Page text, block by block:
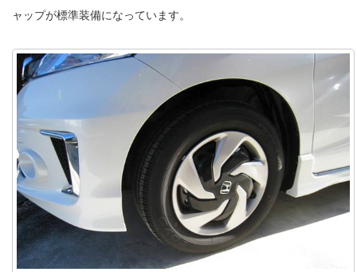
ャップが標準装備になっています。